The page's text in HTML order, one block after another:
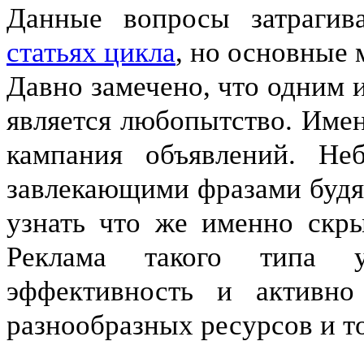
Данные вопросы
статьях цикла, но основные
Давно замечено, что одним
является любопытство.
кампания объявлений.
завлекающими фразами
узнать что же именно
Реклама такого типа
эффективность и
разнообразных ресурсов и